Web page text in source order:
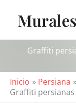
contenido
Graffiti
Inicio
Persiana
Graffiti